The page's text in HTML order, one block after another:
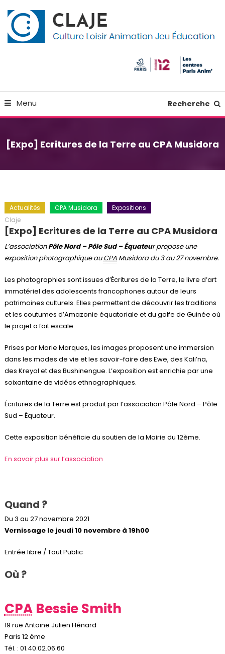
To
Content
Menu Recherche
[Expo] Ecritures de la Terre au CPA Musidora
Actualités CPA Musidora
Expositions
Claje
[Expo] Ecritures de la Terre au CPA Musidora
L’associationPôle Nord – Pôle Sud – Équateur propose une
exposition photographique auCPAMusidora du 3 au 27 novembre.
Les photographies sont issues d’Écritures de la Terre, le livre d’art
immatériel des adolescents francophones autour de leurs
patrimoines culturels. Elles permettent de découvrir les traditions
et les coutumes d’Amazonie équatoriale et du golfe de Guinée où
le projet a fait escale.
Prises par Marie Marques, les images proposent une immersion
dans les modes de vie et les savoir-faire des Ewe, des Kali’na,
des Kreyol et des Bushinengue. L’exposition est enrichie par une
soixantaine de vidéos ethnographiques.
Écritures de la Terre est produit par l’association Pôle Nord – Pôle
Sud – Équateur.
Cette exposition bénéficie du soutien de la Mairie du 12ème.
En savoir plus sur l’association
Quand ?
Du 3 au 27 novembre 2021
Vernissage le jeudi 10 novembre à 19h00
Entrée libre / Tout Public
Où ?
CPABessie Smith
19 rue Antoine Julien Hénard
Paris 12 ème
Tél. : 01.40.02.06.60